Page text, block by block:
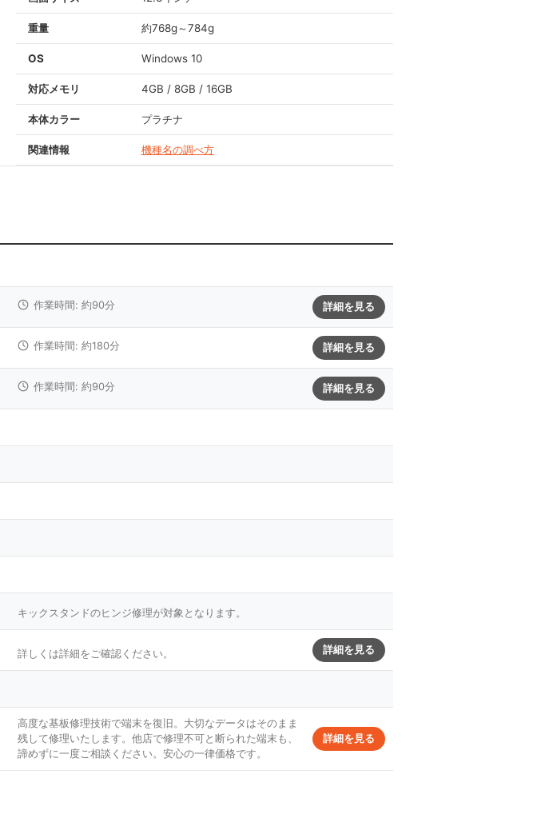
重量 約768g～784g
OS Windows 10
対応メモリ 4GB / 8GB / 16GB
本体カラー プラチナ
関連情報 機種名の調べ方
作業時間: 約90分 詳細を見る
作業時間: 約180分 詳細を見る
作業時間: 約90分 詳細を見る
キックスタンドのヒンジ修理が対象となります。
詳しくは詳細をご確認ください。 詳細を見る
高度な基板修理技術で端末を復旧。大切なデータはそのまま
残して修理いたします。他店で修理不可と断られた端末も、
諦めずに一度ご相談ください。安心の一律価格です。
詳細を見る